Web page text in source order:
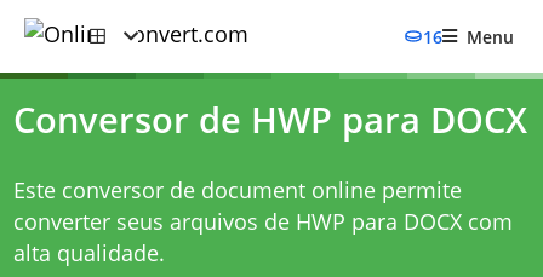
16 Menu
Conversor de HWP para DOCX
Este conversor de document online permite
converter seus arquivos de HWP para DOCX com
alta qualidade.